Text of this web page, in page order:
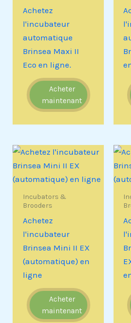
Achetez
l'incubateur
automatique
Brinsea Maxi II
Eco en ligne.
Acheter
maintenant
Incubators &
Brooders
Achetez
l'incubateur
Brinsea Mini II EX
(automatique) en
ligne
Acheter
maintenant